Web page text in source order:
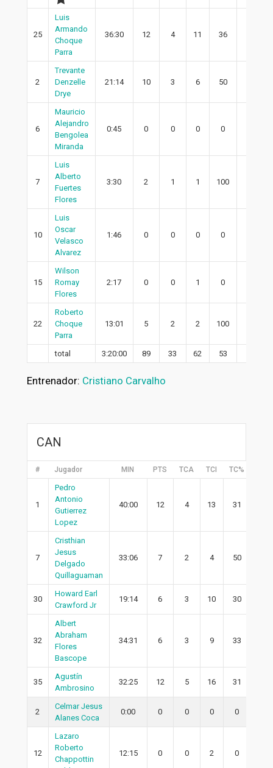
25
Luis
Armando
Choque
Parra
36:30 12 4 11 36
2
Trevante
Denzelle
Drye
21:14 10 3 6 50
6
Mauricio
Alejandro
Bengolea
Miranda
0:45 0 0 0 0
7
Luis
Alberto
Fuertes
Flores
3:30 2 1 1 100
10
Luis
Oscar
Velasco
Alvarez
1:46 0 0 0 0
15
Wilson
Romay
Flores
2:17 0 0 1 0
22
Roberto
Choque
Parra
13:01 5 2 2 100
total 3:20:00 89 33 62 53
Entrenador: Cristiano Carvalho
CAN
# Jugador MIN PTS TCA TCI TC%
1
Pedro
Antonio
Gutierrez
Lopez
40:00 12 4 13 31
7
Cristhian
Jesus
Delgado
Quillaguaman
33:06 7 2 4 50
30
Howard Earl
Crawford Jr
19:14 6 3 10 30
32
Albert
Abraham
Flores
Bascope
34:31 6 3 9 33
35
Agustín
Ambrosino
32:25 12 5 16 31
2
Celmar Jesus
Alanes Coca
0:00 0 0 0 0
12
Lazaro
Roberto
Chappottin
12:15 0 0 2 0